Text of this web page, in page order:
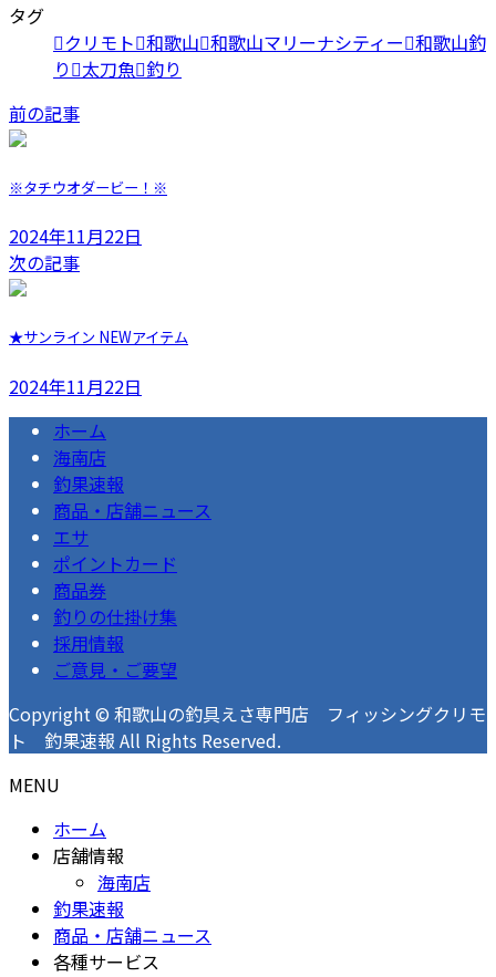
タグ
クリモト 和歌山 和歌山マリーナシティー 和歌山釣
り 太刀魚 釣り
前の記事
※タチウオダービー！※
2024年11月22日
次の記事
★サンライン NEWアイテム
2024年11月22日
ホーム
海南店
釣果速報
商品・店舗ニュース
エサ
ポイントカード
商品券
釣りの仕掛け集
採用情報
ご意見・ご要望
Copyright © 和歌山の釣具えさ専門店 フィッシングクリモ
ト 釣果速報 All Rights Reserved.
MENU
ホーム
店舗情報
海南店
釣果速報
商品・店舗ニュース
各種サービス